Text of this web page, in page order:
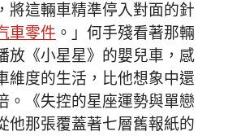
將這輛車精準停入對面的針
車零件。」何手殘看著那輛
放《小星星》的嬰兒車，感
維度的生活，比他想象中還
。《失控的星座運勢與單戀
他那張覆蓋著七層舊報紙的